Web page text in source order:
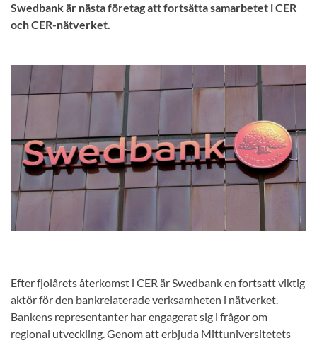
Swedbank är nästa företag att fortsätta samarbetet i CER
och CER-nätverket.
Efter fjolårets återkomst i CER är Swedbank en fortsatt viktig
aktör för den bankrelaterade verksamheten i nätverket.
Bankens representanter har engagerat sig i frågor om
regional utveckling. Genom att erbjuda Mittuniversitetets